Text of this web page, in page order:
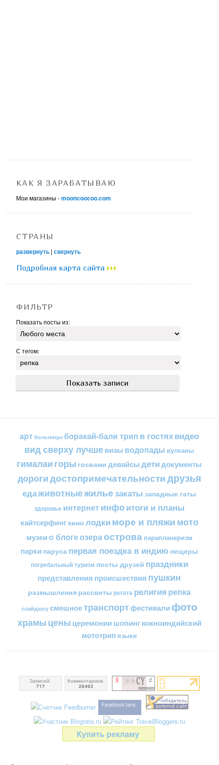
КАК Я ЗАРАБАТЫВАЮ
Мои магазины -mooncoocoo.com
СТРАНЫ
развернуть |свернуть
Подробная карта сайта
ФИЛЬТР
Показать посты из:
С тегом:
арт больницы боракай-бали трип в гостяхвидео
вид сверху лучшевизы водопады вулканы
гималаи горы госвами девайсы детидокументы
дорогидостопримечательностидрузья
едаживотныежильезакаты западные гаты
здоровье интернетинфоитоги и планы
кайтсерфинг кино лодкиморе и пляжимото
музеи о блогеозераострова парапланеризм
парки паруса первая поездка в индию пещеры
погребальный туризм посты друзей праздники
представления происшествия пушкин
размышления рассветы регата религия репка
слайдшоу смешноетранспортфестивали фото
храмы цены церемонии шопингюжноиндийский
мототрип языки
Записей:
717
Комментариев:
28463
Facebook fans:
Купить рекламу